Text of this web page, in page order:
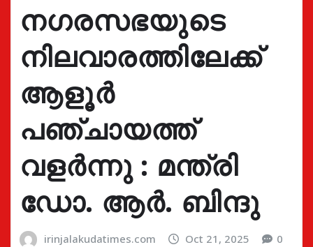
നഗരസഭയുടെ
നിലവാരത്തിലേക്ക്
ആളൂർ
പഞ്ചായത്ത്
വളർന്നു : മന്ത്രി
ഡോ. ആർ. ബിന്ദു
irinjalakudatimes.com Oct 21, 2025 0